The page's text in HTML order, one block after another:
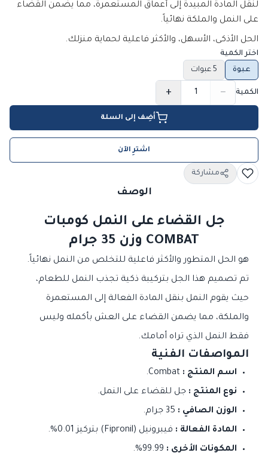
لنقل المادة المبيدة إلى أعماق المستعمرة، مما يضمن القضاء
على النمل والملكة نهائياً.
الحل الأذكى، الأسهل، والأكثر فاعلية لحماية منزلك.
اختر الكمية
عبوة
5 عبوات
الكمية −
+
أضِف إلى السلة
اشترِ الآن
مشاركة
الوصف
جل القضاء على النمل كومبات
COMBAT وزن 35 جرام
هو الحل المتطور والأكثر فاعلية للتخلص من النمل نهائياً.
تم تصميم هذا الجل بتركيبة ذكية تجذب النمل للطعام،
حيث يقوم النمل بنقل المادة الفعالة إلى المستعمرة
والملكة، مما يضمن القضاء على العش بأكمله وليس
فقط النمل الذي تراه أمامك.
المواصفات الفنية
اسم المنتج :
نوع المنتج : جل للقضاء على النمل.
الوزن الصافي :
المادة الفعالة : فيبرونيل (Fipronil) بتركيز 0.01%.
المكونات الأخرى :